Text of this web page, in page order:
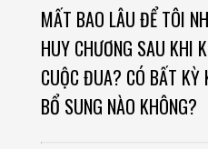
MẤT BAO LÂU ĐỂ TÔI
HUY CHƯƠNG SAU KHI
CUỘC ĐUA? CÓ BẤT KỲ
BỔ SUNG NÀO KHÔNG?